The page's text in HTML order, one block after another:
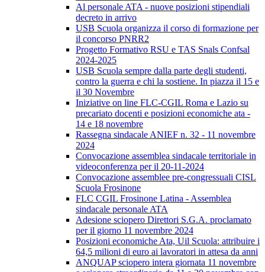
Al personale ATA - nuove posizioni stipendiali
decreto in arrivo
USB Scuola organizza il corso di formazione per
il concorso PNRR2
Progetto Formativo RSU e TAS Snals Confsal
2024-2025
USB Scuola sempre dalla parte degli studenti,
contro la guerra e chi la sostiene. In piazza il 15 e
il 30 Novembre
Iniziative on line FLC-CGIL Roma e Lazio su
precariato docenti e posizioni economiche ata -
14 e 18 novembre
Rassegna sindacale ANIEF n. 32 - 11 novembre
2024
Convocazione assemblea sindacale territoriale in
videoconferenza per il 20-11-2024
Convocazione assemblee pre-congressuali CISL
Scuola Frosinone
FLC CGIL Frosinone Latina - Assemblea
sindacale personale ATA
Adesione sciopero Direttori S.G.A. proclamato
per il giorno 11 novembre 2024
Posizioni economiche Ata, Uil Scuola: attribuire i
64,5 milioni di euro ai lavoratori in attesa da anni
ANQUAP sciopero intera giornata 11 novembre